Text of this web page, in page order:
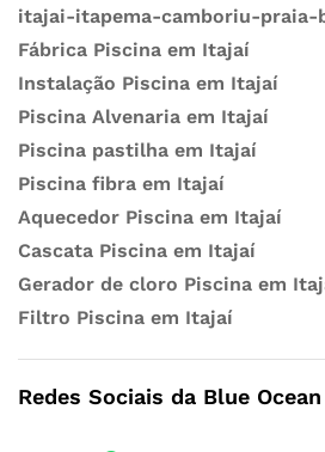
itajai-itapema-camboriu-
Fábrica Piscina em Itajaí
Instalação Piscina em Itajaí
Piscina Alvenaria em Itajaí
Piscina pastilha em Itajaí
Piscina fibra em Itajaí
Aquecedor Piscina em Itajaí
Cascata Piscina em Itajaí
Gerador de cloro Piscina em
Filtro Piscina em Itajaí
Redes Sociais da Blue Ocean